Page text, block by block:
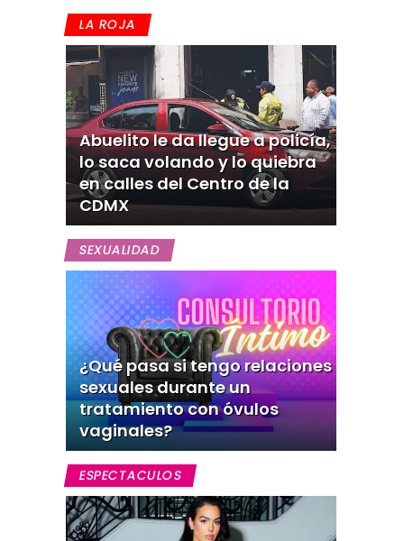
LA ROJA
Abuelito le da llegue a policía,
lo saca volando y lo quiebra
en calles del Centro de la
CDMX
SEXUALIDAD
¿Qué pasa si tengo relaciones
sexuales durante un
tratamiento con óvulos
vaginales?
ESPECTACULOS